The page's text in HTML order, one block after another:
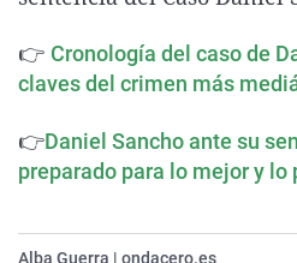
👉 Cronología del caso de
claves del crimen más
👉Daniel Sancho ante su
preparado para lo mejor y lo
Alba Guerra | ondacero.es